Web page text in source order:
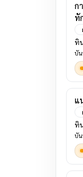
ก
ทั
ทิ
บัน
แ
ทิ
บัน